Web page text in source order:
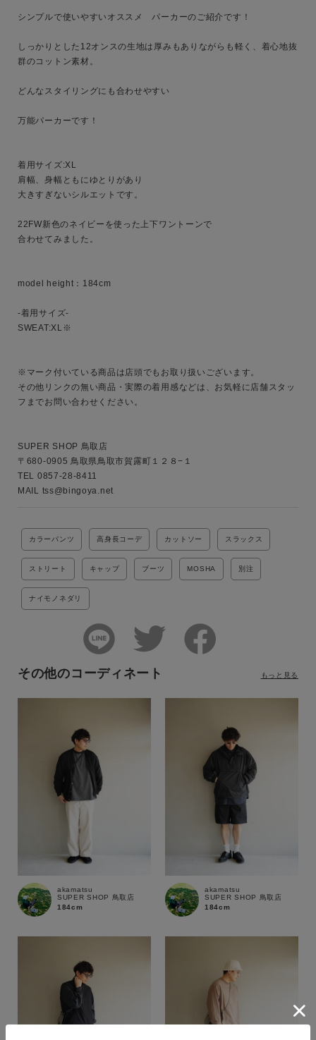
カテゴリ
シンプルで使いやすいオススメ　パーカーのご紹介です！
しっかりとした12オンスの生地は厚みもありながらも軽く、着心地抜
群のコットン素材。
どんなスタイリングにも合わせやすい
万能パーカーです！
着用サイズ:XL
肩幅、身幅ともにゆとりがあり
大きすぎないシルエットです。
22FW新色のネイビーを使った上下ワントーンで
合わせてみました。
model height：184cm
-着用サイズ-
SWEAT:XL※
※マーク付いている商品は店頭でもお取り扱いございます。
その他リンクの無い商品・実際の着用感などは、お気軽に店舗スタッ
フまでお問い合わせください。
SUPER SHOP 鳥取店
〒680-0905 鳥取県鳥取市賀露町１２８−１
TEL 0857-28-8411
MAIL tss@bingoya.net
カラーパンツ 高身長コーデ カットソー スラックス
ストリート キャップ ブーツ MOSHA 別注
ナイモノネダリ
その他のコーディネート
akamatsu
SUPER SHOP 鳥取店
184cm
akamatsu
SUPER SHOP 鳥取店
184cm
もっと見る